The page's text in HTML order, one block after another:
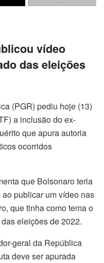
vídeo
das eleições
(PGR) pediu hoje (13)
a inclusão do ex-
que apura autoria
ocorridos
que Bolsonaro teria
publicar um vídeo nas
que tinha como tema o
eleições de 2022.
geral da República
deve ser apurada